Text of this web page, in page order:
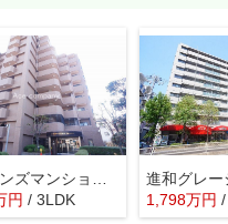
円 / 3LDK 1,798万円